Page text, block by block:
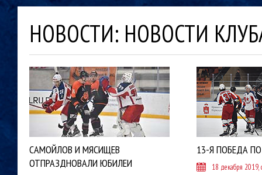
НОВОСТИ: НОВОСТИ
САМОЙЛОВ И МЯСИЩЕВ
ОТПРАЗДНОВАЛИ ЮБИЛЕИ
13-Я ПОБЕДА
18 декабря 2019,